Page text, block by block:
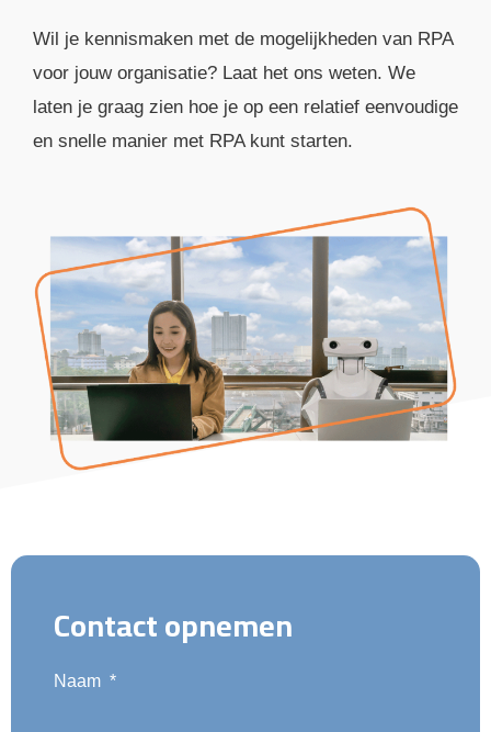
Wil je kennismaken met de mogelijkheden van RPA
voor jouw organisatie? Laat het ons weten. We
laten je graag zien hoe je op een relatief eenvoudige
en snelle manier met RPA kunt starten.
Contact opnemen
Naam *